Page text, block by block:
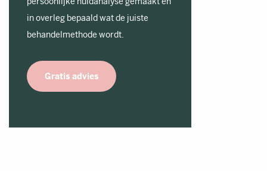
in overleg bepaald wat de juiste
behandelmethode wordt.
Gratis advies